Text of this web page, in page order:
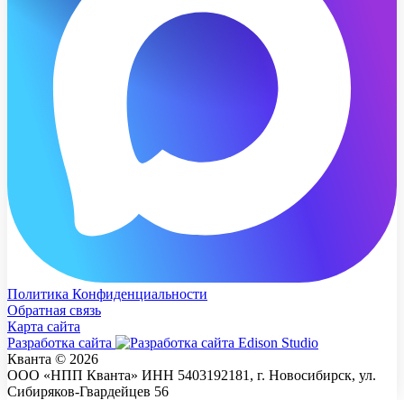
Политика Конфиденциальности
Обратная связь
Карта сайта
Разработка сайта
Кванта © 2026
ООО «НПП Кванта» ИНН 5403192181, г. Новосибирск, ул.
Сибиряков-Гвардейцев 56